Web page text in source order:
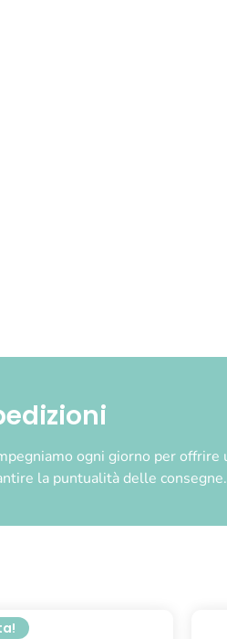
ogni giorno per offrire
la puntualità delle consegne.